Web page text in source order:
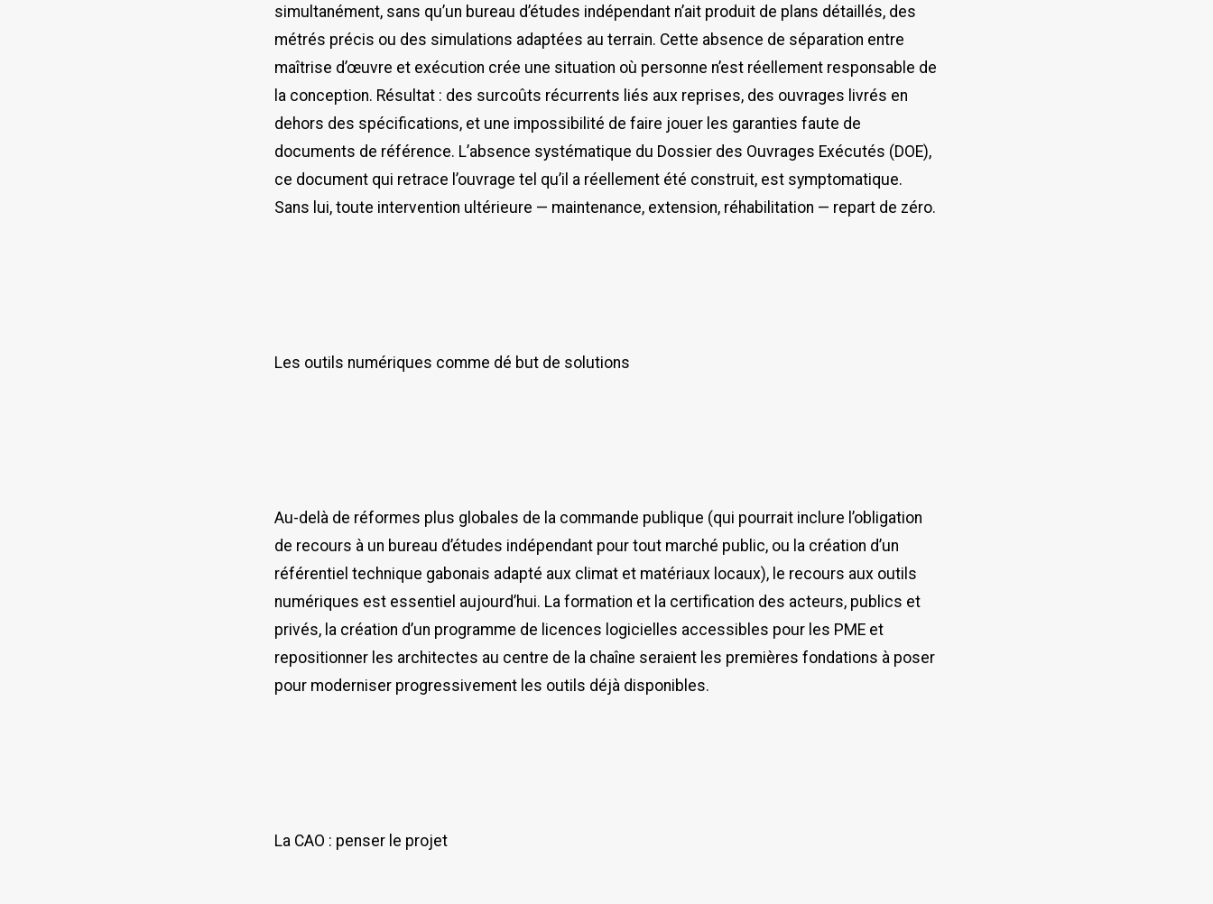
simultanément, sans qu’un bureau d’études indépendant n’ait produit de plans détaillés, des
métrés précis ou des simulations adaptées au terrain. Cette absence de séparation entre
maîtrise d’œuvre et exécution crée une situation où personne n’est réellement responsable de
la conception. Résultat : des surcoûts récurrents liés aux reprises, des ouvrages livrés en
dehors des spécifications, et une impossibilité de faire jouer les garanties faute de
documents de référence. L’absence systématique du Dossier des Ouvrages Exécutés (DOE),
ce document qui retrace l’ouvrage tel qu’il a réellement été construit, est symptomatique.
Sans lui, toute intervention ultérieure — maintenance, extension, réhabilitation — repart de zéro.
Les outils numériques comme dé but de solutions
Au-delà de réformes plus globales de la commande publique (qui pourrait inclure l’obligation
de recours à un bureau d’études indépendant pour tout marché public, ou la création d’un
référentiel technique gabonais adapté aux climat et matériaux locaux), le recours aux outils
numériques est essentiel aujourd’hui. La formation et la certification des acteurs, publics et
privés, la création d’un programme de licences logicielles accessibles pour les PME et
repositionner les architectes au centre de la chaîne seraient les premières fondations à poser
pour moderniser progressivement les outils déjà disponibles.
La CAO : penser le projet